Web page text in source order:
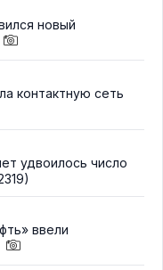
новый
контактную сеть
удвоилось число
ввели